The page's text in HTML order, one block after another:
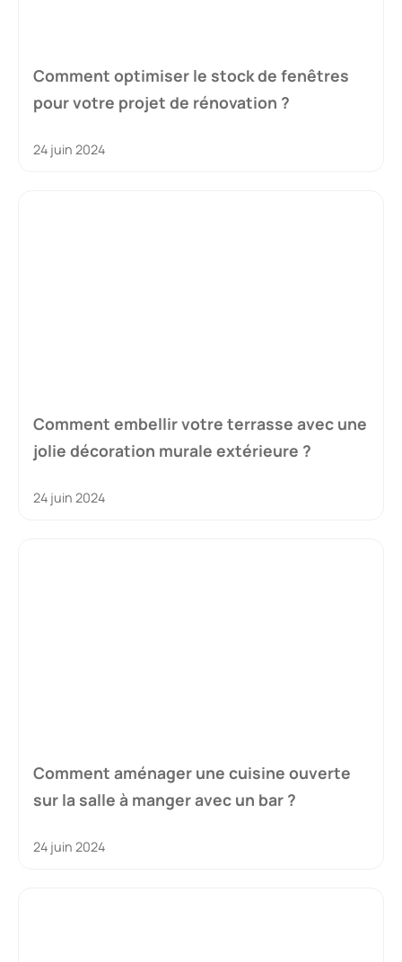
Comment optimiser le stock de fenêtres
pour votre projet de rénovation ?
24 juin 2024
Comment embellir votre terrasse avec une
jolie décoration murale extérieure ?
24 juin 2024
Comment aménager une cuisine ouverte
sur la salle à manger avec un bar ?
24 juin 2024